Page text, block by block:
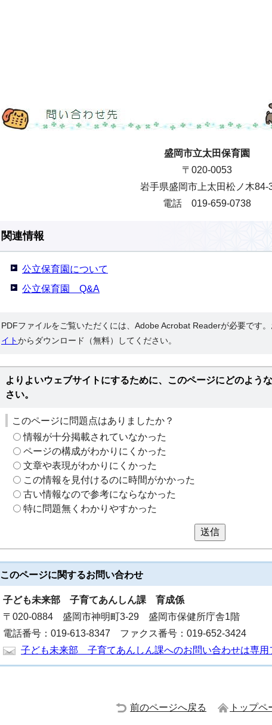
盛岡市立太田保育園
〒020-0053
岩手県盛岡市上太田松ノ木84-
電話 019-659-0738
関連情報
公立保育園について
公立保育園 Q&A
PDFファイルをご覧いただくには、Adobe Acrobat Readerが必要です
イトからダウンロード（無料）してください。
よりよいウェブサイトにするために、このページにどのよう
さい。
このページに問題点はありましたか？
情報が十分掲載されていなかった
ページの構成がわかりにくかった
文章や表現がわかりにくかった
この情報を見付けるのに時間がかかった
古い情報なので参考にならなかった
特に問題無くわかりやすかった
送信
このページに関するお問い合わせ
子ども未来部 子育てあんしん課 育成係
〒020-0884 盛岡市神明町3-29 盛岡市保健所庁舎1階
電話番号：019-613-8347 ファクス番号：019-652-3424
子ども未来部 子育てあんしん課へのお問い合わせは専用
前のページへ戻る トップ